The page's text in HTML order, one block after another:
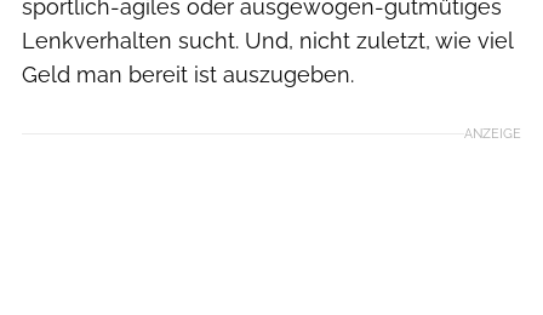
sportlich-agiles oder ausgewogen-gutmütiges
Lenkverhalten sucht. Und, nicht zuletzt, wie viel
Geld man bereit ist auszugeben.
ANZEIGE